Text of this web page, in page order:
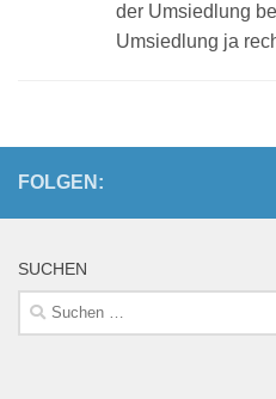
der Umsiedlung
Umsiedlung ja
FOLGEN:
SUCHEN
Suchen
nach: